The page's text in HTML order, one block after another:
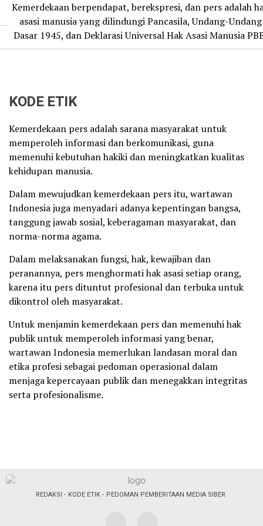
Berita Utama Nasional Sulselkita Daerah Pendidikan
KODE ETIK
Kemerdekaan berpendapat, berekspresi, dan pers adalah
asasi manusia yang dilindungi Pancasila, Undang-Undang
Dasar 1945, dan Deklarasi Universal Hak Asasi Manusia
Kemerdekaan pers adalah sarana masyarakat untuk
memperoleh informasi dan berkomunikasi, guna
memenuhi kebutuhan hakiki dan meningkatkan kualitas
kehidupan manusia.
Dalam mewujudkan kemerdekaan pers itu, wartawan
Indonesia juga menyadari adanya kepentingan bangsa,
tanggung jawab sosial, keberagaman masyarakat, dan
norma-norma agama.
Dalam melaksanakan fungsi, hak, kewajiban dan
peranannya, pers menghormati hak asasi setiap orang,
karena itu pers dituntut profesional dan terbuka untuk
dikontrol oleh masyarakat.
Untuk menjamin kemerdekaan pers dan memenuhi hak
publik untuk memperoleh informasi yang benar,
wartawan Indonesia memerlukan landasan moral dan
etika profesi sebagai pedoman operasional dalam
menjaga kepercayaan publik dan menegakkan integritas
serta profesionalisme.
REDAKSI KODE ETIK PEDOMAN PEMBERITAAN MEDIA SIBER